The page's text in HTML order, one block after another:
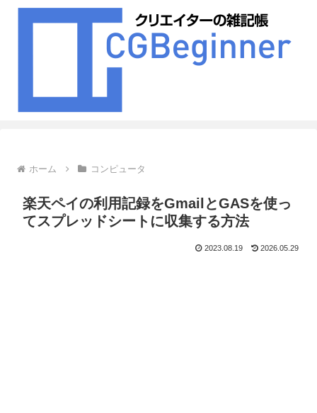
ホーム コンピュータ
楽天ペイの利用記録をGmailとGASを使っ
てスプレッドシートに収集する方法
2023.08.19 2026.05.29